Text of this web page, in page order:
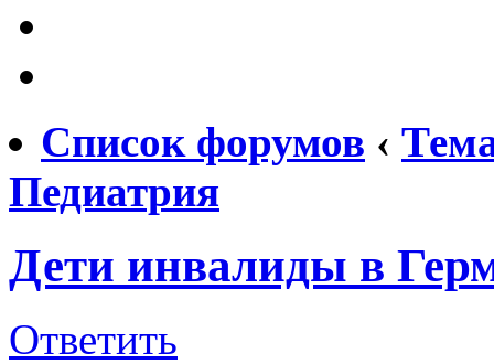
Список форумов ‹
Педиатрия
Дети инвалиды в
Ответить